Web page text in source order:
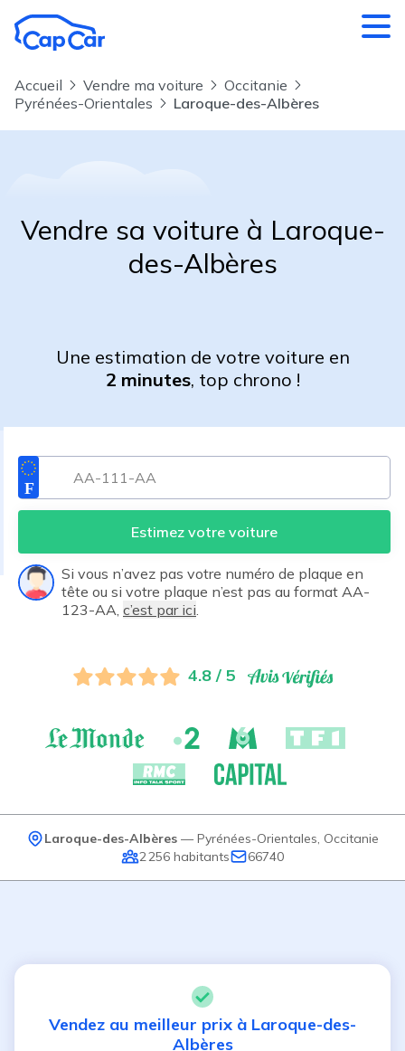
Accueil Vendre ma voiture
Occitanie
Pyrénées-Orientales
Laroque-des-Albères
Vendre sa voiture à Laroque-
des-Albères
Une estimation de votre voiture en
2 minutes, top chrono !
Estimez votre voiture
Si vous n’avez pas votre numéro de plaque en
tête ou si votre plaque n’est pas au format AA-
123-AA, c’est par ici
4.8 / 5
Laroque-des-Albères — Pyrénées-Orientales Occitanie
2 256 habitants 66740
Vendez au meilleur prix à Laroque-des-
Albères